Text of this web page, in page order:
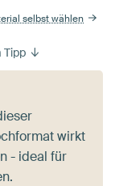
selbst wählen
Tipp
wirkt
- ideal für